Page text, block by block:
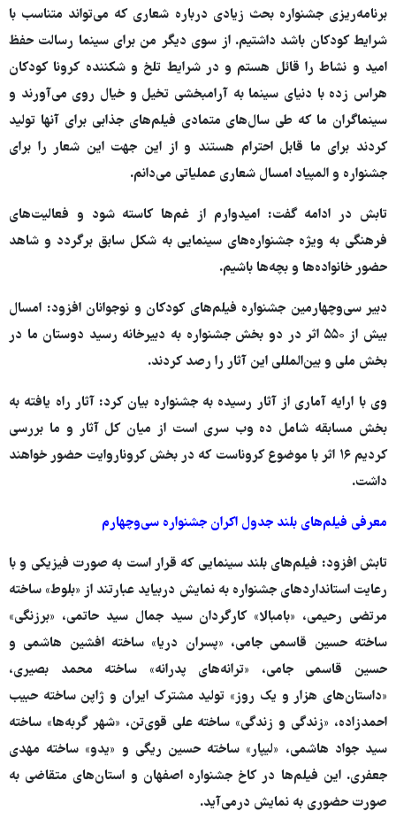
برنامه‌ریزی جشنواره بحث زیادی درباره شعاری که می‌تواند متناسب با
شرایط کودکان باشد داشتیم. از سوی دیگر من برای سینما رسالت حفظ
امید و نشاط را قائل هستم و در شرایط تلخ و شکننده کرونا کودکان
هراس زده با دنیای سینما به آرامبخشی تخیل و خیال روی می‌آورند و
سینماگران ما که طی سال‌های متمادی فیلم‌های جذابی برای آنها تولید
کردند برای ما قابل احترام هستند و از این جهت این شعار را برای
جشنواره و المپیاد امسال شعاری عملیاتی می‌دانم.
تابش در ادامه گفت: امیدوارم از غم‌ها کاسته شود و فعالیت‌های
فرهنگی به ویژه جشنواره‌های سینمایی به شکل سابق برگردد و شاهد
حضور خانواده‌ها و بچه‌ها باشیم.
دبیر سی‌وچهارمین جشنواره فیلم‌های کودکان و نوجوانان افزود: امسال
بیش از ۵۵۰ اثر در دو بخش جشنواره به دبیرخانه رسید دوستان ما در
بخش ملی و بین‌المللی این آثار را رصد کردند.
وی با ارایه آماری از آثار رسیده به جشنواره بیان کرد: آثار راه یافته به
بخش مسابقه شامل ده وب سری است از میان کل آثار و ما بررسی
کردیم ۱۶ اثر با موضوع کروناست که در بخش کروناروایت حضور خواهند
داشت.
معرفی فیلم‌های بلند جدول اکران جشنواره سی‌وچهارم
تابش افزود: فیلم‌های بلند سینمایی که قرار است به صورت فیزیکی و با
رعایت استانداردهای جشنواره به نمایش دربیاید عبارتند از «بلوط» ساخته
مرتضی رحیمی، «بامبالا» کارگردان سید جمال سید حاتمی، «برزنگی»
ساخته حسین قاسمی جامی، «پسران دریا» ساخته افشین هاشمی و
حسین قاسمی جامی، «ترانه‌های پدرانه» ساخته محمد بصیری،
«داستان‌های هزار و یک روز» تولید مشترک ایران و ژاپن ساخته حبیب
احمدزاده، «زندگی و زندگی» ساخته علی قوی‌تن، «شهر گربه‌ها» ساخته
سید جواد هاشمی، «لیپار» ساخته حسین ریگی و «یدو» ساخته مهدی
جعفری. این فیلم‌ها در کاخ جشنواره اصفهان و استان‌های متقاضی به
صورت حضوری به نمایش درمی‌آید.